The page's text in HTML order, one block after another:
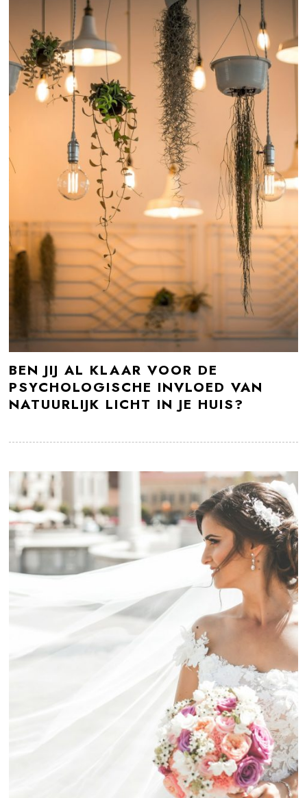
BEN JIJ AL KLAAR VOOR DE
PSYCHOLOGISCHE INVLOED VAN
NATUURLIJK LICHT IN JE HUIS?